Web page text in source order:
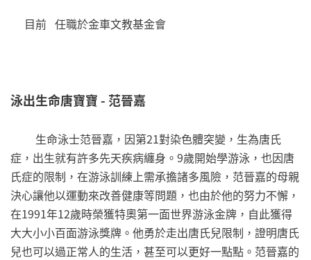
目前 任職於金車文教基金會
泳出生命唐寶寶 - 范晉嘉
生命泳士范晉嘉，因第21對染色體突變，生為唐氏
症，出生就有許多先天疾病纏身。9歲開始學游泳，也因唐
氏症的限制，在游泳訓練上需承擔諸多風險，范晉嘉的母親
決心讓他以運動來改善健康等問題，也由於他的努力不懈，
在1991年12歲時榮獲特奧第一面世界游泳金牌，自此獲得
大大小小百面游泳獎牌。他勇於走出唐氏兒限制，證明唐氏
兒也可以過正常人的生活，甚至可以更好一點點。范晉嘉的